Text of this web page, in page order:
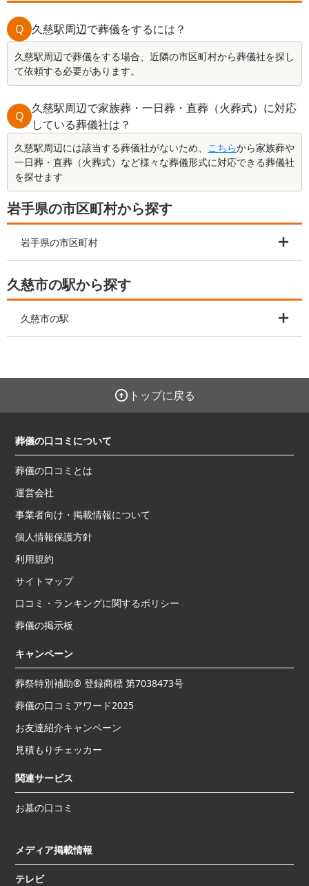
Q 久慈駅周辺で葬儀をするには？
久慈駅周辺で葬儀をする場合、近隣の市区町村から葬儀社を探し
て依頼する必要があります。
Q
久慈駅周辺で家族葬・一日葬・直葬（火葬式）に対応
している葬儀社は？
久慈駅周辺には該当する葬儀社がないため、 こちらから家族葬や
一日葬・直葬（火葬式）など様々な葬儀形式に対応できる葬儀社
を探せます
岩手県の市区町村から探す
岩手県の市区町村
久慈市の駅から探す
久慈市の駅
トップに戻る
葬儀の口コミについて
葬儀の口コミとは
運営会社
事業者向け・掲載情報について
個人情報保護方針
利用規約
サイトマップ
口コミ・ランキングに関するポリシー
葬儀の掲示板
キャンペーン
葬祭特別補助® 登録商標 第7038473号
葬儀の口コミアワード2025
お友達紹介キャンペーン
見積もりチェッカー
関連サービス
お墓の口コミ
メディア掲載情報
テレビ